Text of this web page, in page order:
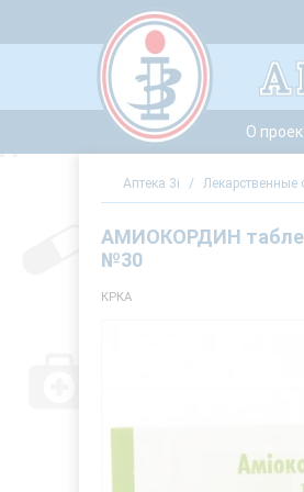
О
Аптека 3i / Лекарственные
АМИОКОРДИН
№30
КРКА